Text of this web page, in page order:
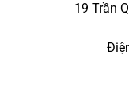
19 Trần